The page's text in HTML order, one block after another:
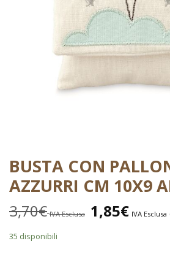
BUSTA CON
AZZURRI CM 10X9
3,70€ IVA Esclusa 1,85€ IVA Esclusa
35 disponibili